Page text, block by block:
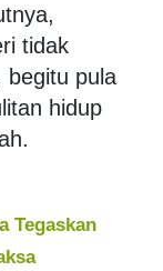
tidak
begitu pula
hidup
Tegaskan